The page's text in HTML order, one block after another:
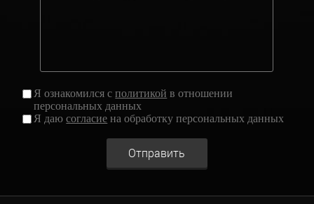
Я ознакомился сполитикой в отношении
персональных данных
Я даюсогласие на обработку персональных данных
Отправить